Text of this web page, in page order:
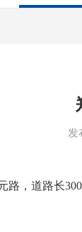
发
，道路长